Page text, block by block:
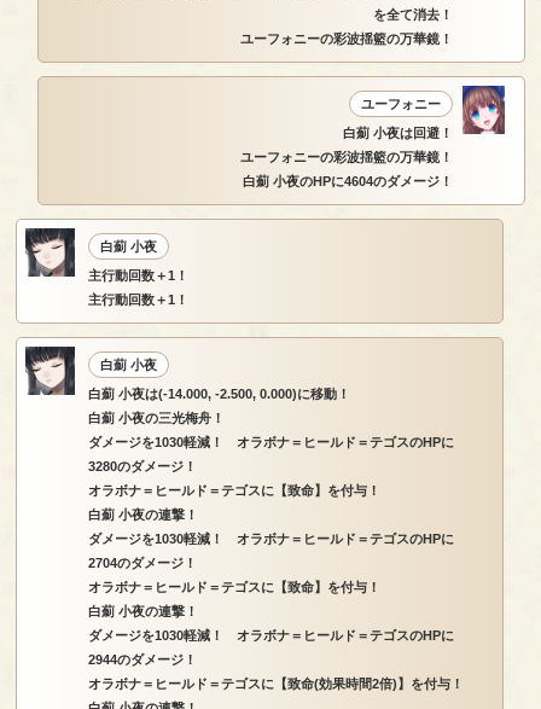
を全て消去！
ユーフォニーの彩波揺籃の万華鏡！
ユーフォニー
白薊 小夜は回避！
ユーフォニーの彩波揺籃の万華鏡！
白薊 小夜のHPに4604のダメージ！
白薊 小夜
主行動回数＋1！
主行動回数＋1！
白薊 小夜
白薊 小夜は(-14.000, -2.500, 0.000)に移動！
白薊 小夜の三光梅舟！
ダメージを1030軽減！ オラボナ＝ヒールド＝テゴスのHPに
3280のダメージ！
オラボナ＝ヒールド＝テゴスに【致命】を付与！
白薊 小夜の連撃！
ダメージを1030軽減！ オラボナ＝ヒールド＝テゴスのHPに
2704のダメージ！
オラボナ＝ヒールド＝テゴスに【致命】を付与！
白薊 小夜の連撃！
ダメージを1030軽減！ オラボナ＝ヒールド＝テゴスのHPに
2944のダメージ！
オラボナ＝ヒールド＝テゴスに【致命(効果時間2倍)】を付与！